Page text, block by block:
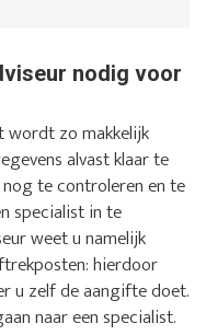
nodig voor
zo makkelijk
alvast klaar te
te controleren en te
specialist in te
weet u namelijk
hierdoor
u zelf de aangifte doet.
naar een specialist.